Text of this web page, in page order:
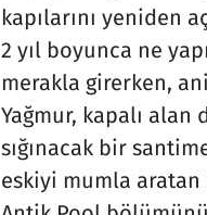
kapılarını yeniden
2 yıl boyunca ne
merakla girerken,
Yağmur, kapalı alan
sığınacak bir
eskiyi mumla